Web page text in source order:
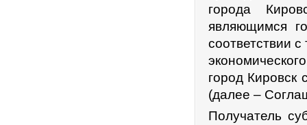
города
являющимся
соответствии
город Кировск
(далее –
Получатель